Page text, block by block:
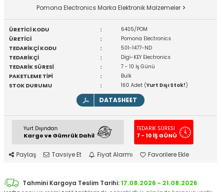
Pomona Electronics Marka Elektronik Malzemeler
ÜRETİCİ KODU : 6405/POM
ÜRETİCİ : Pomona Electronics
TEDARİKÇİ KODU : 501-1477-ND
TEDARİKÇİ : Digi-KEY Electronics
TEDARİK SÜRESİ : 7 - 10 İş Günü
PAKETLEME TİPİ : Bulk
STOK DURUMU : 160 Adet (Yurt Dışı Stok!)
DATASHEET
Yurt Dışından
Kargo ve Gümrük Dahil
TEDARİK SÜRESİ
7 - 10 İŞ GÜNÜ
Paylaş Tavsiye Et Fiyat Alarmı Favorilere Ekle
Tahmini Kargoya Teslim Tarihi:17.08.2026 - 21.08.2026